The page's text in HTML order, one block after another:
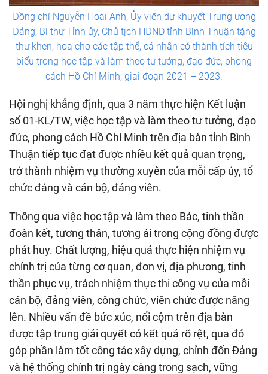
Đồng chí Nguyễn Hoài Anh, Ủy viên dự khuyết Trung ương
Đảng, Bí thư Tỉnh ủy, Chủ tịch HĐND tỉnh Bình Thuận tặng
thư khen, hoa cho các tập thể, cá nhân có thành tích tiêu
biểu trong học tập và làm theo tư tưởng, đạo đức, phong
cách Hồ Chí Minh, giai đoạn 2021 – 2023.
Hội nghị khẳng định, qua 3 năm thực hiện Kết luận
số 01-KL/TW, việc học tập và làm theo tư tưởng, đạo
đức, phong cách Hồ Chí Minh trên địa bàn tỉnh Bình
Thuận tiếp tục đạt được nhiều kết quả quan trọng,
trở thành nhiệm vụ thường xuyên của mỗi cấp ủy, tổ
chức đảng và cán bộ, đảng viên.
Thông qua việc học tập và làm theo Bác, tinh thần
đoàn kết, tương thân, tương ái trong cộng đồng được
phát huy. Chất lượng, hiệu quả thực hiện nhiệm vụ
chính trị của từng cơ quan, đơn vị, địa phương, tinh
thần phục vụ, trách nhiệm thực thi công vụ của mỗi
cán bộ, đảng viên, công chức, viên chức được nâng
lên. Nhiều vấn đề bức xúc, nổi cộm trên địa bàn
được tập trung giải quyết có kết quả rõ rệt, qua đó
góp phần làm tốt công tác xây dựng, chỉnh đốn Đảng
và hệ thống chính trị ngày càng trong sạch, vững